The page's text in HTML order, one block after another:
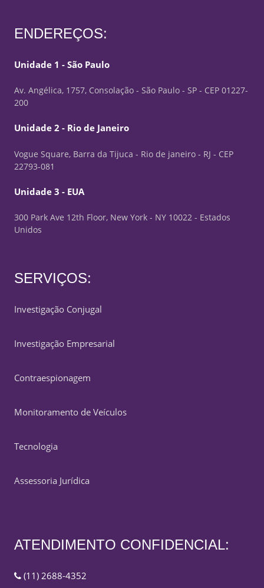
ENDEREÇOS:
Unidade 1 - São Paulo
Av. Angélica, 1757, Consolação - São Paulo - SP - CEP 01227-
200
Unidade 2 - Rio de Janeiro
Vogue Square, Barra da Tijuca - Rio de janeiro - RJ - CEP
22793-081
Unidade 3 - EUA
300 Park Ave 12th Floor, New York - NY 10022 - Estados
Unidos
SERVIÇOS:
Investigação Conjugal
Investigação Empresarial
Contraespionagem
Monitoramento de Veículos
Tecnologia
Assessoria Jurídica
ATENDIMENTO CONFIDENCIAL:
(11) 2688-4352